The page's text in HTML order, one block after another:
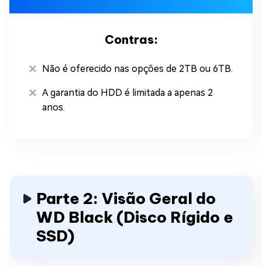
Contras:
Não é oferecido nas opções de 2TB ou 6TB.
A garantia do HDD é limitada a apenas 2
anos.
Parte 2: Visão Geral do
WD Black (Disco Rígido e
SSD)